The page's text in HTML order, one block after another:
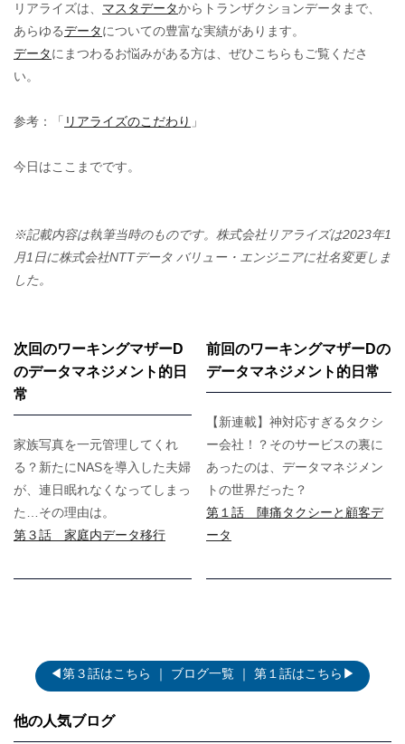
リアライズは、 マスタデータからトランザクションデータまで、
あらゆるデータについての豊富な実績があります。
データにまつわるお悩みがある方は、ぜひこちらもご覧くださ
い。
参考：「 リアライズのこだわり 」
今日はここまでです。
※記載内容は執筆当時のものです。株式会社リアライズは2023年1
月1日に株式会社NTTデータ バリュー・エンジニアに社名変更しま
した。
次回のワーキングマザーD
のデータマネジメント的日
常
家族写真を一元管理してくれ
る？新たにNASを導入した夫婦
が、連日眠れなくなってしまっ
た…その理由は。
第３話 家庭内データ移行
前回のワーキングマザーDの
データマネジメント的日常
【新連載】神対応すぎるタクシ
ー会社！？そのサービスの裏に
あったのは、データマネジメン
トの世界だった？
第１話 陣痛タクシーと顧客デ
ータ
◀第３話はこちら ｜ ブログ一覧 ｜ 第１話はこちら▶
他の人気ブログ